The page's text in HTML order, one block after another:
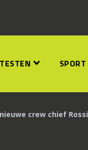
TESTEN SPORT
crew chief Rossi